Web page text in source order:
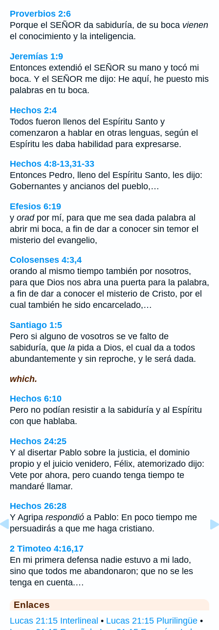
Proverbios 2:6
Porque el SEÑOR da sabiduría, de su boca vienen
el conocimiento y la inteligencia.
Jeremías 1:9
Entonces extendió el SEÑOR su mano y tocó mi
boca. Y el SEÑOR me dijo: He aquí, he puesto mis
palabras en tu boca.
Hechos 2:4
Todos fueron llenos del Espíritu Santo y
comenzaron a hablar en otras lenguas, según el
Espíritu les daba habilidad para expresarse.
Hechos 4:8-13,31-33
Entonces Pedro, lleno del Espíritu Santo, les dijo:
Gobernantes y ancianos del pueblo,…
Efesios 6:19
y oradpor mí, para que me sea dada palabra al
abrir mi boca, a fin de dar a conocer sin temor el
misterio del evangelio,
Colosenses 4:3,4
orando al mismo tiempo también por nosotros,
para que Dios nos abra una puerta para la palabra,
a fin de dar a conocer el misterio de Cristo, por el
cual también he sido encarcelado,…
Santiago 1:5
Pero si alguno de vosotros se ve falto de
sabiduría, que la pida a Dios, el cual da a todos
abundantemente y sin reproche, y le será dada.
which.
Hechos 6:10
Pero no podían resistir a la sabiduría y al Espíritu
con que hablaba.
Hechos 24:25
Y al disertar Pablo sobre la justicia, el dominio
propio y el juicio venidero, Félix, atemorizado dijo:
Vete por ahora, pero cuando tenga tiempo te
mandaré llamar.
Hechos 26:28
Y Agripa respondió a Pablo: En poco tiempo me
persuadirás a que me haga cristiano.
2 Timoteo 4:16,17
En mi primera defensa nadie estuvo a mi lado,
sino que todos me abandonaron; que no se les
tenga en cuenta.…
Enlaces
Lucas 21:15 Interlineal • Lucas 21:15 Plurilingüe •